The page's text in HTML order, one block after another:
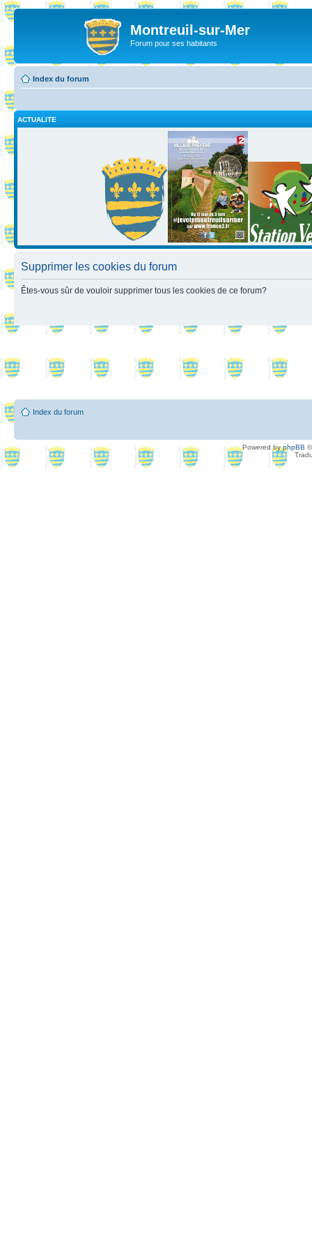
Montreuil-sur-Mer
Forum pour ses habitants
Index du forum
ACTUALITE
Supprimer les cookies du forum
Êtes-vous sûr de vouloir supprimer tous les cookies de ce forum?
Index du forum
Powered byphpBB